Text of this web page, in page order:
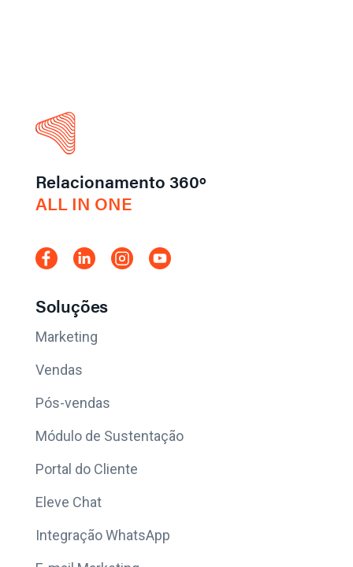
Relacionamento 360º
ALL IN ONE
Soluções
Marketing
Vendas
Pós-vendas
Módulo de Sustentação
Portal do Cliente
Eleve Chat
Integração WhatsApp